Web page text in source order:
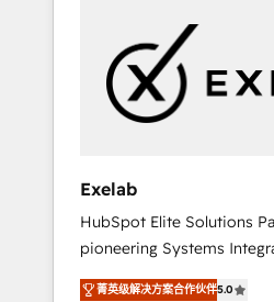
growing mid-market and
organizations, our team
technical execution with
perspective. Many of our
operators need as their
processes evolve. Since
supported 1,400+ clients
of industries, including
Exelab
HubSpot Elite Solutions
pioneering Systems Integrator. We
technology should serve
菁英级解决方案合作伙伴5.0